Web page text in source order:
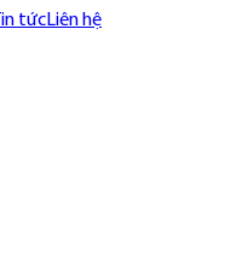
Tin tứcLiên hệ